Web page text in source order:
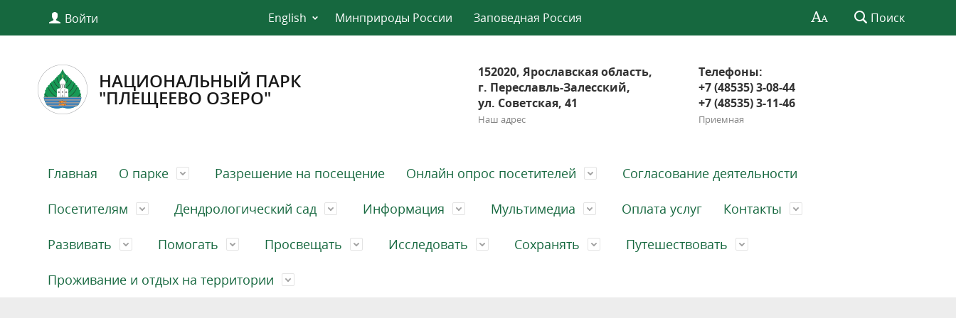
Войти English Минприроды России Заповедная Россия Поиск
НАЦИОНАЛЬНЫЙ ПАРК
"ПЛЕЩЕЕВО ОЗЕРО"
152020, Ярославская область,
г. Переславль-Залесский,
ул. Советская, 41
Наш адрес
Телефоны:
+7 (48535) 3-08-44
+7 (48535) 3-11-46
Приемная
Главная О парке Разрешение на посещение Онлайн опрос посетителей Согласование деятельности
Посетителям Дендрологический сад Информация Мультимедиа Оплата услуг Контакты
Развивать Помогать Просвещать Исследовать Сохранять Путешествовать
Проживание и отдых на территории